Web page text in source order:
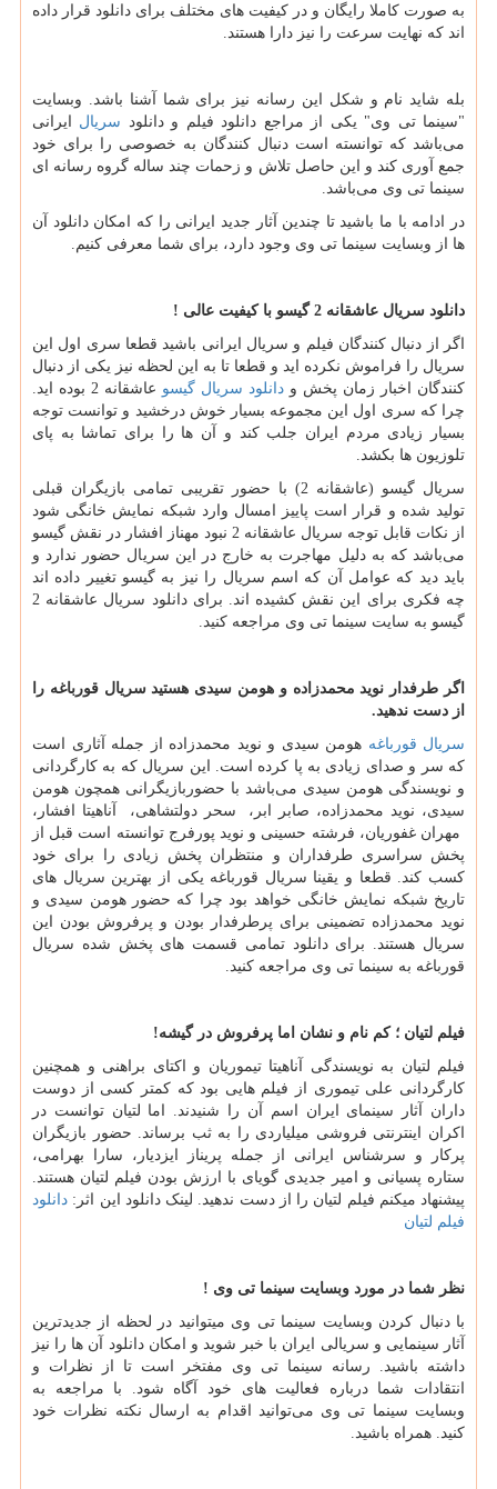
به صورت کاملا رایگان و در کیفیت های مختلف برای دانلود قرار داده
اند که نهایت سرعت را نیز دارا هستند.
بله شاید نام و شکل این رسانه نیز برای شما آشنا باشد. وبسایت
"سینما تی وی" یکی از مراجع دانلود فیلم و دانلود سریال ایرانی
می‌باشد که توانسته است دنبال کنندگان به خصوصی را برای خود
جمع آوری کند و این حاصل تلاش و زحمات چند ساله گروه رسانه ای
سینما تی وی می‌باشد.
در ادامه با ما باشید تا چندین آثار جدید ایرانی را که امکان دانلود آن
ها از وبسایت سینما تی وی وجود دارد، برای شما معرفی کنیم.
دانلود سریال عاشقانه 2 گیسو با کیفیت عالی
!
اگر از دنبال کنندگان فیلم و سریال ایرانی باشید قطعا سری اول این
سریال را فراموش نکرده اید و قطعا تا به این لحظه نیز یکی از دنبال
کنندگان اخبار زمان پخش و دانلود سریال گیسو
عاشقانه 2 بوده اید.
چرا که سری اول این مجموعه بسیار خوش درخشید و توانست توجه
بسیار زیادی مردم ایران جلب کند و آن ها را برای تماشا به پای
تلوزیون ها بکشد.
سریال گیسو (عاشقانه 2) با حضور تقریبی تمامی بازیگران قبلی
تولید شده و قرار است پاییز امسال وارد شبکه نمایش خانگی شود
از نکات قابل توجه سریال عاشقانه 2 نبود مهناز افشار در نقش گیسو
می‌باشد که به دلیل مهاجرت به خارج در این سریال حضور ندارد و
باید دید که عوامل آن که اسم سریال را نیز به گیسو تغییر داده اند
چه فکری برای این نقش کشیده اند. برای دانلود سریال عاشقانه 2
گیسو به سایت سینما تی وی مراجعه کنید.
اگر طرفدار نوید محمدزاده و هومن سیدی هستید سریال قورباغه را
از دست ندهید.
سریال قورباغه هومن سیدی و نوید محمدزاده از جمله آثاری است
که سر و صدای زیادی به پا کرده است. این سریال که به کارگردانی
و نویسندگی هومن سیدی می‎‌باشد با حضوربازیگرانی همچون هومن
سیدی، نوید محمدزاده، صابر ابر، سحر دولتشاهی، آناهیتا افشار،
مهران غفوریان، فرشته حسینی و نوید پورفرج توانسته است قبل از
پخش سراسری طرفداران و منتظران پخش زیادی را برای خود
کسب کند. قطعا و یقینا سریال قورباغه یکی از بهترین سریال های
تاریخ شبکه نمایش خانگی خواهد بود چرا که حضور هومن سیدی و
نوید محمدزاده تضمینی برای پرطرفدار بودن و پرفروش بودن این
سریال هستند. برای دانلود تمامی قسمت های پخش شده سریال
قورباغه به سینما تی وی مراجعه کنید.
فیلم لتیان ؛ کم نام و نشان اما پرفروش در گیشه!
فیلم لتیان به نویسندگی آناهیتا تیموریان و اکتای براهنی و همچنین
کارگردانی علی تیموری از فیلم هایی بود که کمتر کسی از دوست
داران آثار سینمای ایران اسم آن را شنیدند. اما لتیان توانست در
اکران اینترنتی فروشی میلیاردی را به ثب برساند. حضور بازیگران
پرکار و سرشناس ایرانی از جمله پریناز ایزدیار، سارا بهرامی،
ستاره پسیانی و امیر جدیدی گویای با ارزش بودن فیلم لتیان هستند.
پیشنهاد میکنم فیلم لتیان را از دست ندهید. لینک دانلود این اثر: دانلود
فیلم لتیان
نظر شما در مورد وبسایت سینما تی وی !
با دنبال کردن وبسایت سینما تی وی میتوانید در لحظه از جدیدترین
آثار سینمایی و سریالی ایران با خبر شوید و امکان دانلود آن ها را نیز
داشته باشید. رسانه سینما تی وی مفتخر است تا از نظرات و
انتقادات شما درباره فعالیت های خود آگاه شود. با مراجعه به
وبسایت سینما تی وی می‌توانید اقدام به ارسال نکته نظرات خود
کنید. همراه باشید.